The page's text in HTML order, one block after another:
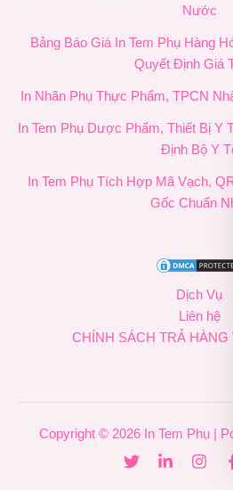
Nước
Bảng Báo Giá In Tem Phụ Hàng
Quyết Định Giá
In Nhãn Phụ Thực Phẩm, TPCN
In Tem Phụ Dược Phẩm, Thiết Bị Y
Định Bộ Y
In Tem Phụ Tích Hợp Mã Vạch,
Gốc Chuẩn
Dịch Vụ
Liên hệ
CHÍNH SÁCH TRẢ HÀNG
Copyright © 2026 In Tem Phụ |